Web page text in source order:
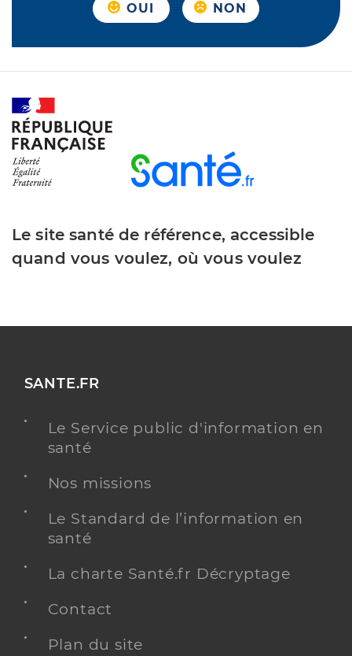
OUI NON
Le site santé de référence, accessible
quand vous voulez, où vous voulez
SANTE.FR
Le Service public d'information en
santé
Nos missions
Le Standard de l’information en
santé
La charte Santé.fr Décryptage
Contact
Plan du site